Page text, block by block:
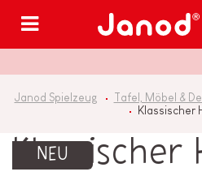
Janod Spielzeug Tafel, Möbel &
Klassischer
NEU
Klassischer